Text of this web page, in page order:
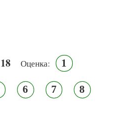
18 Оценка: 1
6 7 8